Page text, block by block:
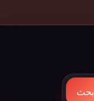
بحث